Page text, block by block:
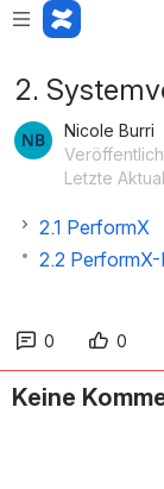
2.
Nicole Burri
Letzte
2.1 PerformX
2.2
0 0
Keine